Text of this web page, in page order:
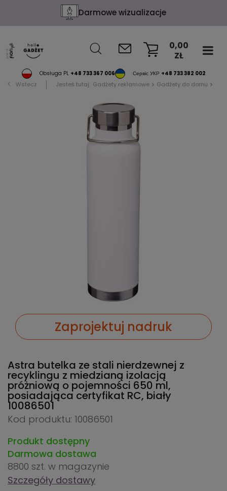
Darmowe wizualizacje
Obsługa PL +48 733 367 006 Сервіс УКР +48 733 382 002
0,00
ZŁ
Wstecz Jesteś tutaj: Gadżety reklamowe Gadżety do domu
Zaprojektuj nadruk
Astra butelka ze stali nierdzewnej z
recyklingu z miedzianą izolacją
próżniową o pojemności 650 ml,
posiadająca certyfikat RC, biały
10086501
Kod produktu: 10086501
Produkt dostępny
Darmowa dostawa
8800 szt. w magazynie
Szczegóły dostawy